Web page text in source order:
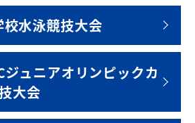
水泳競技大会
ュニアオリンピックカ
大会